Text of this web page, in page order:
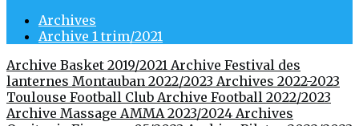
Archives
Archive 1 trim/2021
Archive Basket 2019/2021 Archive Festival des
lanternes Montauban 2022/2023 Archives 2022-2023
Toulouse Football Club Archive Football 2022/2023
Archive Massage AMMA 2023/2024 Archives